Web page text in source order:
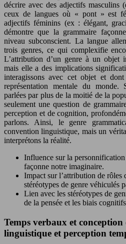
décrire avec des adjectifs masculins
ceux de langues où « pont » est
adjectifs féminins (ex : élégant,
démontre que la grammaire
niveau subconscient. La langue
trois genres, ce qui complexifie
L’attribution d’un genre à un objet
mais elle a des implications
interagissons avec cet objet et
représentation mentale du
parlées par plus de la moitié de la
seulement une question de
perception et de cognition,
parlons. Ainsi, le genre
convention linguistique, mais un
interprétons la réalité.
Influence sur la
façonne notre imaginaire.
Impact sur l’attribution de rôles
stéréotypes de genre véhiculés
Lien avec les stéréotypes de
de la pensée et les biais
Temps verbaux et
linguistique et perception